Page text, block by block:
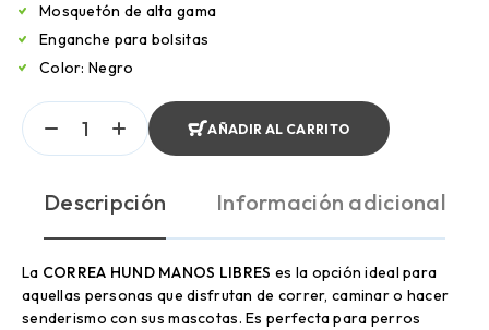
Mosquetón de alta gama
Enganche para bolsitas
Color: Negro
AÑADIR AL CARRITO
Descripción Información adicional
La CORREA HUND MANOS LIBRES es la opción ideal para
aquellas personas que disfrutan de correr, caminar o hacer
senderismo con sus mascotas. Es perfecta para perros